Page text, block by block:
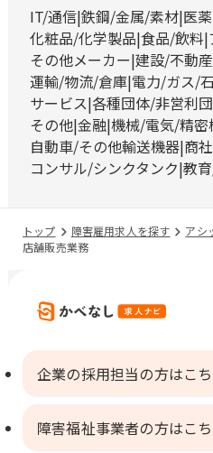
IT/通信 鉄鋼/金属/素材 医
化粧品/化学製品 食品/飲料
その他メーカー 建設/不動
運輸/物流/倉庫 電力/ガス/
サービス 各種団体/非営利
その他 金融 機械/電気/精密
自動車/その他輸送機器 商
コンサル/シンクタンク 教
トップ 障害雇用求人を探す アシ
店舗販売業務
企業の採用担当の方はこ
障害福祉事業者の方はこ